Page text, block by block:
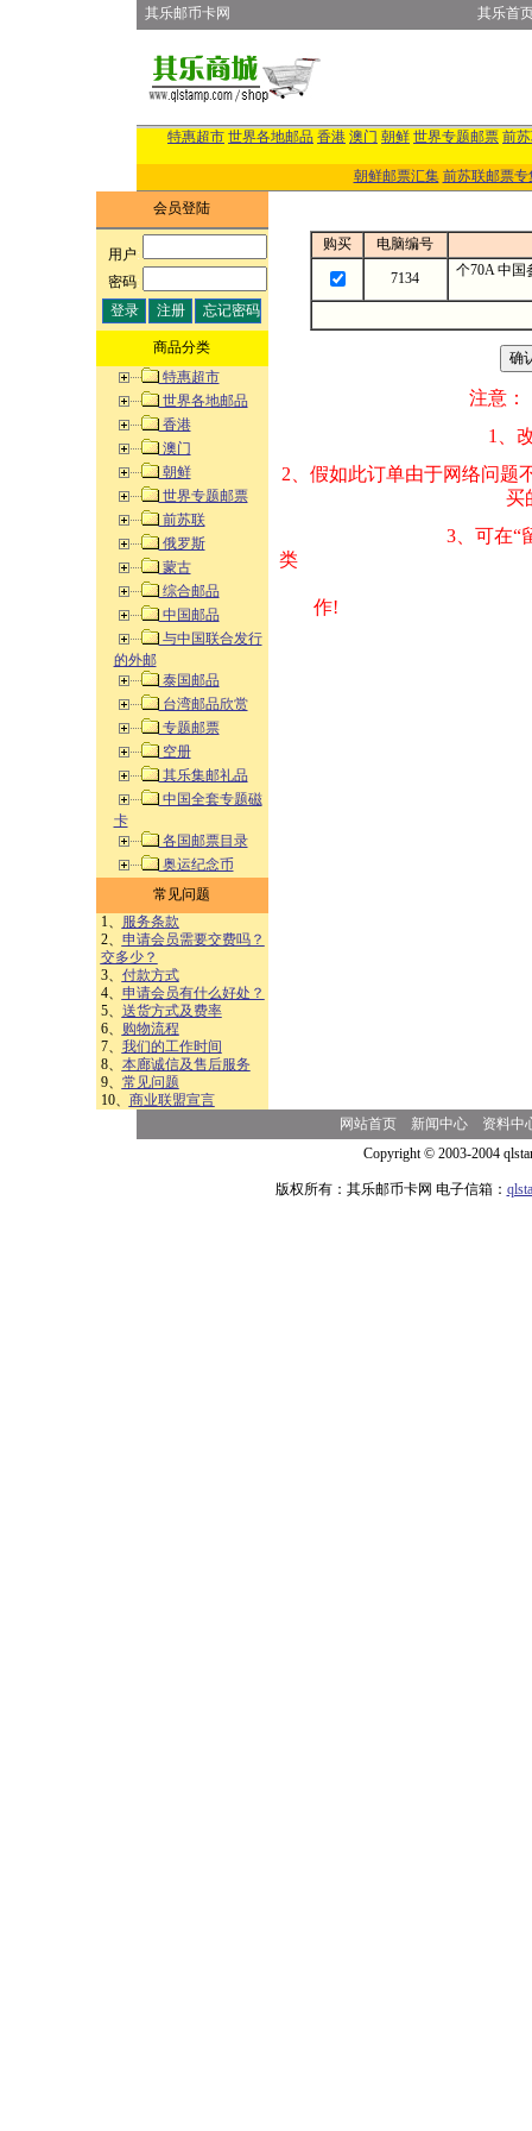
其乐邮币卡网 其乐首
特惠超市 世界各地邮品 香港 澳门 朝鲜 世界专题邮票 前
朝鲜邮票汇集 前苏联邮票专
会员登陆
用户:
密码:
商品分类
特惠超市
世界各地邮品
香港
澳门
朝鲜
世界专题邮票
前苏联
俄罗斯
蒙古
综合邮品
中国邮品
与中国联合发行
的外邮
泰国邮品
台湾邮品欣赏
专题邮票
空册
其乐集邮礼品
中国全套专题磁
卡
各国邮票目录
奥运纪念币
常见问题
1、
服务条款
2、 申请会员需要交费吗？
交多少？
3、 付款方式
4、 申请会员有什么好处？
5、 送货方式及费率
6、
购物流程
7、 我们的工作时间
8、 本廊诚信及售后服务
9、 常见问题
10、 商业联盟宣言
购买 电脑编号
7134 个70A 中国
注意：
1、改变商品数量
2、假如此订单由
买的邮品的“
3、可在“
类 方式告之
作!
网站首页 新闻中心
资料中
Copyright © 2003-2004
版权所有：其乐邮币卡网 电子信箱：